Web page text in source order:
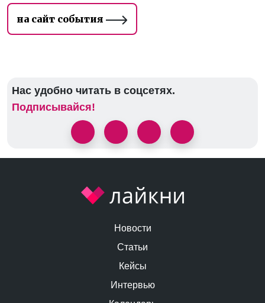
на сайт события
Нас удобно читать в соцсетях.
Подписывайся!
Новости
Статьи
Кейсы
Интервью